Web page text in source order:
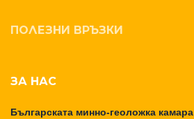
ПОЛЕЗНИ ВРЪЗКИ
ЗА НАС
Българската минно-геоложка камара